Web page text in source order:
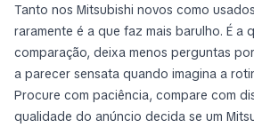
Tanto nos Mitsubishi novos como
raramente é a que faz mais barulho. É a
comparação, deixa menos perguntas
a parecer sensata quando imagina a
Procure com paciência, compare com
qualidade do anúncio decida se um